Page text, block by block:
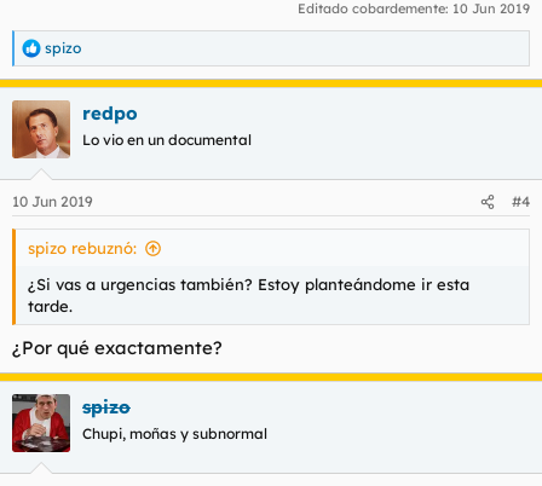
Editado cobardemente: 10 Jun 2019
R
e
a
c
c
i
e
s
spizo
redpo
Lo vio en un documental
10 Jun 2019 #4
spizo rebuznó:
¿Si vas a urgencias también? Estoy planteándome ir esta
tarde.
¿Por qué exactamente?
spizo
Chupi, moñas y subnormal